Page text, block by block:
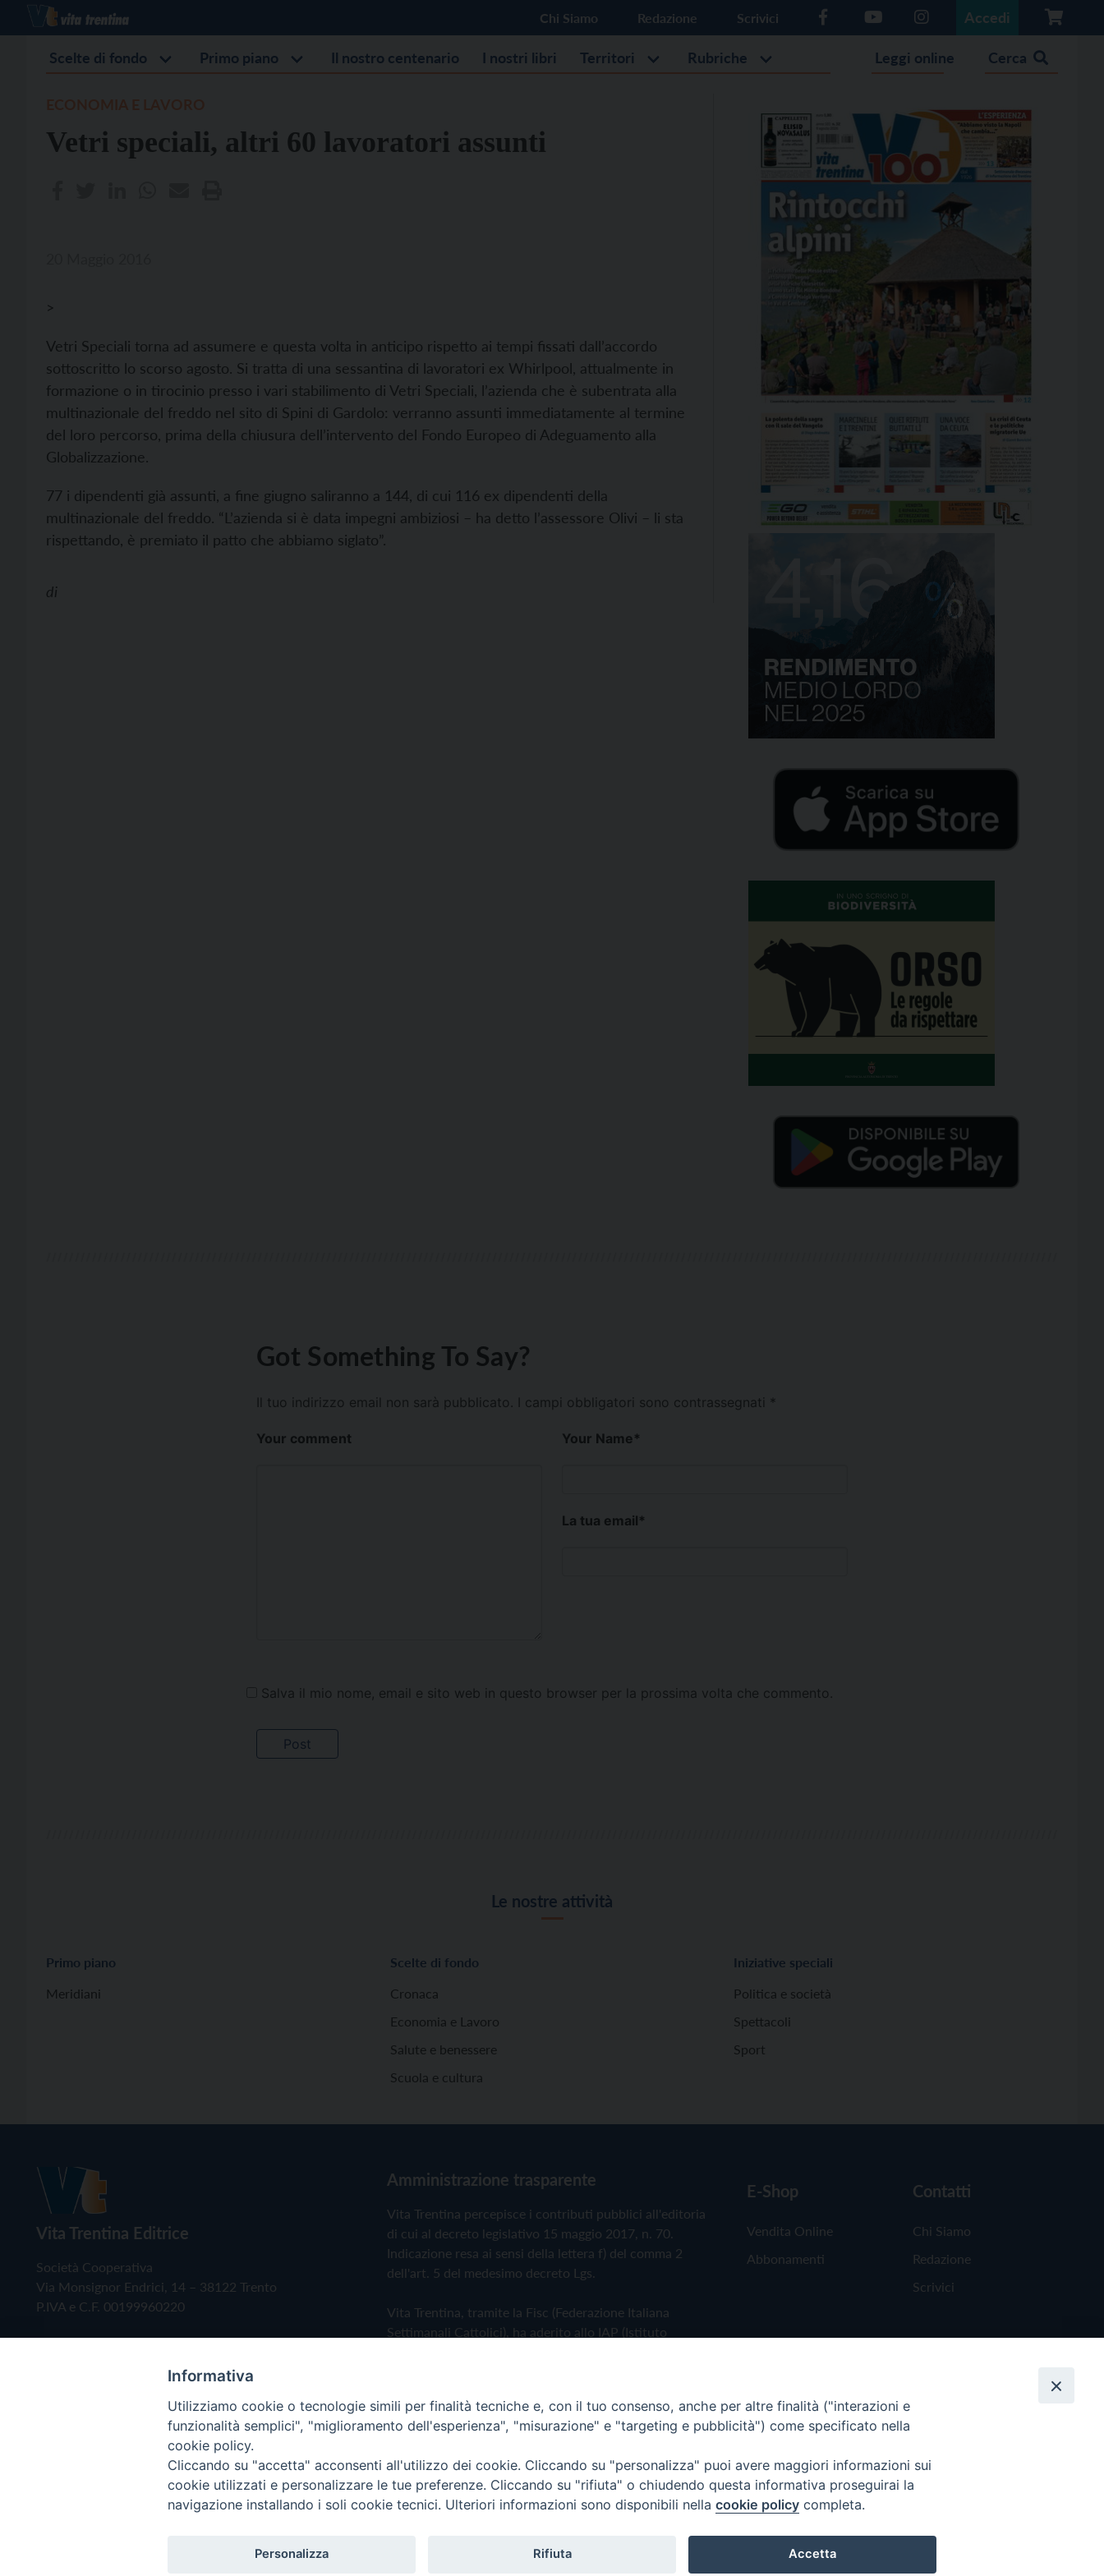
Chi Siamo Redazione Scrivici Accedi
Scelte di fondo Primo piano Il nostro centenario I nostri libri Territori Rubriche Leggi online Cerca
Vetri speciali, altri 60 lavoratori assunti
>
Vetri Speciali torna ad assumere e questa volta in anticipo rispetto ai tempi fissati dall’accordo
sottoscritto lo scorso agosto. Si tratta di una sessantina di lavoratori ex Whirlpool, attualmente in
formazione o in tirocinio presso i vari stabilimento di Vetri Speciali, l’azienda che è subentrata alla
multinazionale del freddo nel sito di Spini di Gardolo: verranno assunti immediatamente al termine
del loro percorso, prima della chiusura dell’intervento del Fondo Europeo di Adeguamento alla
Globalizzazione.
77 i dipendenti già assunti, a fine giugno saliranno a 144, di cui 116 ex dipendenti della
multinazionale del freddo. “L’azienda si è data impegni ambiziosi – ha detto l’assessore Olivi – li sta
rispettando, è premiato il patto che abbiamo siglato”.
di
Got Something To Say?
Il tuo indirizzo email non sarà pubblicato. I campi obbligatori sono contrassegnati *
Your comment Your Name*
La tua email*
Salva il mio nome, email e sito web in questo browser per la prossima volta che commento.
Le nostre attività
Primo piano
Meridiani
Scelte di fondo
Cronaca
Economia e Lavoro
Salute e benessere
Scuola e cultura
Iniziative speciali
Politica e società
Spettacoli
Sport
Vita Trentina Editrice
Società Cooperativa
Via Monsignor Endrici, 14 – 38122 Trento
P.IVA e C.F. 00199960220
Amministrazione trasparente
Vita Trentina percepisce i contributi pubblici all'editoria
di cui al decreto legislativo 15 maggio 2017, n. 70.
Indicazione resa ai sensi della lettera f) del comma 2
dell'art. 5 del medesimo decreto Lgs.
Vita Trentina, tramite la Fisc (Federazione Italiana
Settimanali Cattolici), ha aderito allo IAP (Istituto
Privacy Policy Cookie Policy
E-Shop
Vendita Online
Abbonamenti
Contatti
Chi Siamo
Redazione
Scrivici
Copyright © 2019 - Tutti i diritti riservati - Vita Trentina Editrice
Informativa
Utilizziamo cookie o tecnologie simili per finalità tecniche e, con il tuo consenso, anche per altre finalità ("interazioni e
funzionalità semplici", "miglioramento dell'esperienza", "misurazione" e "targeting e pubblicità") come specificato nella
cookie policy.
Cliccando su "accetta" acconsenti all'utilizzo dei cookie. Cliccando su "personalizza" puoi avere maggiori informazioni sui
cookie utilizzati e personalizzare le tue preferenze. Cliccando su "rifiuta" o chiudendo questa informativa proseguirai la
navigazione installando i soli cookie tecnici. Ulteriori informazioni sono disponibili nella cookie policy completa.
Personalizza Rifiuta Accetta